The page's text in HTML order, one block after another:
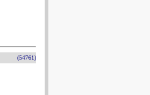
(54761)